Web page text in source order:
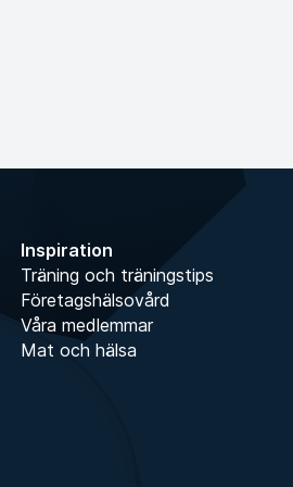
Inspiration
Träning och träningstips
Företagshälsovård
Våra medlemmar
Mat och hälsa